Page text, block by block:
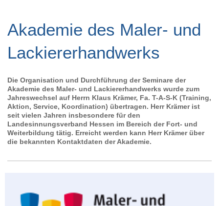
Akademie des Maler- und
Lackiererhandwerks
Die Organisation und Durchführung der Seminare der
Akademie des Maler- und Lackiererhandwerks wurde zum
Jahreswechsel auf Herrn Klaus Krämer, Fa. T-A-S-K (Training,
Aktion, Service, Koordination) übertragen. Herr Krämer ist
seit vielen Jahren insbesondere für den
Landesinnungsverband Hessen im Bereich der Fort- und
Weiterbildung tätig. Erreicht werden kann Herr Krämer über
die bekannten Kontaktdaten der Akademie.